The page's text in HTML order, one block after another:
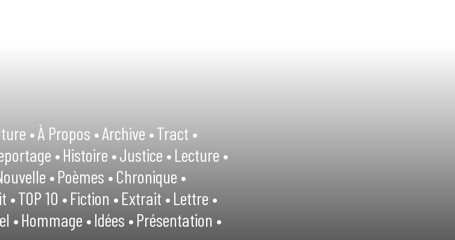
•À Propos •Archive •Tract •
•Histoire •Justice •Lecture •
•Poèmes •Chronique •
•TOP 10 •Fiction •Extrait •Lettre •
•Hommage •Idées •Présentation •